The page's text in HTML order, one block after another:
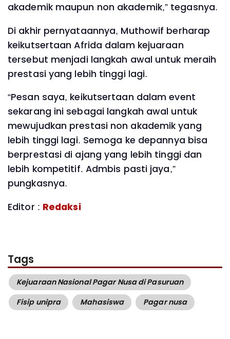
akademik maupun non akademik,” tegasnya.
Di akhir pernyataannya, Muthowif berharap
keikutsertaan Afrida dalam kejuaraan
tersebut menjadi langkah awal untuk meraih
prestasi yang lebih tinggi lagi.
“Pesan saya, keikutsertaan dalam event
sekarang ini sebagai langkah awal untuk
mewujudkan prestasi non akademik yang
lebih tinggi lagi. Semoga ke depannya bisa
berprestasi di ajang yang lebih tinggi dan
lebih kompetitif. Admbis pasti jaya,”
pungkasnya.
Editor : Redaksi
Tags
Kejuaraan Nasional Pagar Nusa di Pasuruan
Fisip unipra
Mahasiswa Pagar nusa